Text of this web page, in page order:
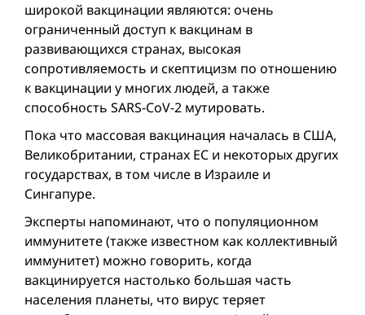
широкой вакцинации являются: очень
ограниченный доступ к вакцинам в
развивающихся странах, высокая
сопротивляемость и скептицизм по отношению
к вакцинации у многих людей, а также
способность SARS-CoV-2 мутировать.
Пока что массовая вакцинация началась в США,
Великобритании, странах ЕС и некоторых других
государствах, в том числе в Израиле и
Сингапуре.
Эксперты напоминают, что о популяционном
иммунитете (также известном как коллективный
иммунитет) можно говорить, когда
вакцинируется настолько большая часть
населения планеты, что вирус теряет